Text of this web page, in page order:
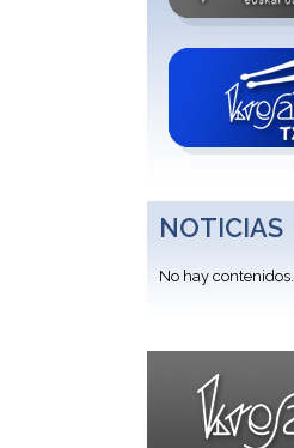
NOTICIAS
No hay contenidos.